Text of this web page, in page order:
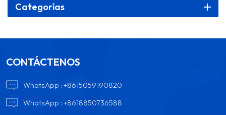
Categorías
CONTÁCTENOS
WhatsApp :+8615059190820
WhatsApp :+8618850736588